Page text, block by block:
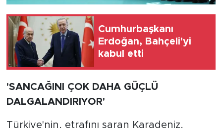
Cumhurbaşkanı
Erdoğan, Bahçeli'yi
kabul etti
'SANCAĞINI ÇOK DAHA GÜÇLÜ
DALGALANDIRIYOR'
Türkiye'nin, etrafını saran Karadeniz,